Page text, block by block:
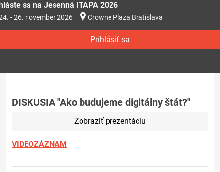
sa na Jesenná ITAPA 2026
- 26. november 2026 Crowne Plaza Bratislava
Prihlásiť sa
DISKUSIA "Ako budujeme digitálny štát?"
Zobraziť prezentáciu
VIDEOZÁZNAM